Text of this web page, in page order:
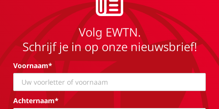
Volg EWTN.
Schrijf je in op onze nieuwsbrief!
Voornaam*
Achternaam*